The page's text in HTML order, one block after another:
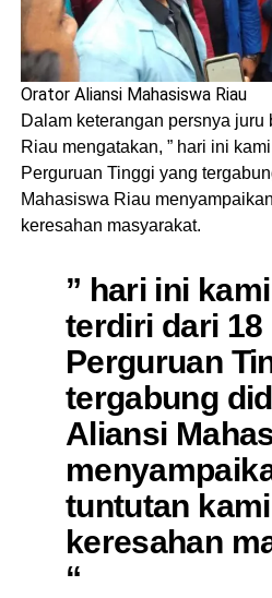
Orator Aliansi Mahasiswa Riau
Dalam keterangan persnya
Riau mengatakan, ” hari ini
Perguruan Tinggi yang
Mahasiswa Riau
keresahan masyarakat.
” hari ini
terdiri dari 18
Perguruan
tergabung
Aliansi
tuntutan
keresahan
“